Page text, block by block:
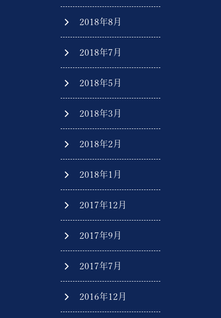
2018年8月
2018年7月
2018年5月
2018年3月
2018年2月
2018年1月
2017年12月
2017年9月
2017年7月
2016年12月